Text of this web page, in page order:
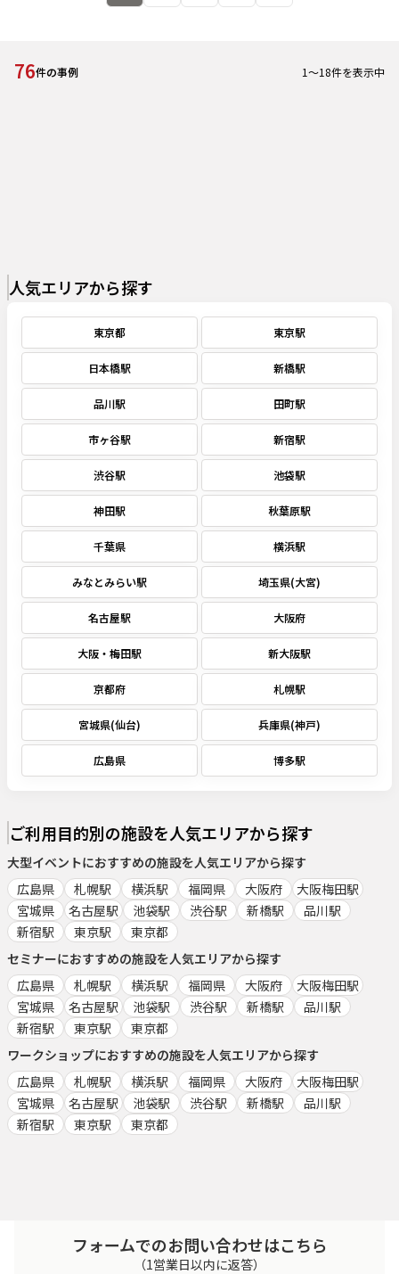
76件の事例 1～18件を表示中
人気エリアから探す
東京都 東京駅
日本橋駅 新橋駅
品川駅 田町駅
市ヶ谷駅 新宿駅
渋谷駅 池袋駅
神田駅 秋葉原駅
千葉県 横浜駅
みなとみらい駅 埼玉県(大宮)
名古屋駅 大阪府
大阪・梅田駅 新大阪駅
京都府 札幌駅
宮城県(仙台) 兵庫県(神戸)
広島県 博多駅
ご利用目的別の施設を人気エリアから探す
大型イベントにおすすめの施設を人気エリアから探す
広島県
札幌駅 横浜駅 福岡県 大阪府
大阪梅田駅
宮城県
名古屋駅 池袋駅 渋谷駅 新橋駅
品川駅
新宿駅
東京駅
東京都
セミナーにおすすめの施設を人気エリアから探す
広島県
札幌駅 横浜駅 福岡県 大阪府
大阪梅田駅
宮城県
名古屋駅 池袋駅 渋谷駅 新橋駅
品川駅
新宿駅
東京駅
東京都
ワークショップにおすすめの施設を人気エリアから探す
広島県
札幌駅 横浜駅 福岡県 大阪府
大阪梅田駅
宮城県
名古屋駅 池袋駅 渋谷駅 新橋駅
品川駅
新宿駅
東京駅 東京都
フォームでのお問い合わせはこちら
（1営業日以内に返答）